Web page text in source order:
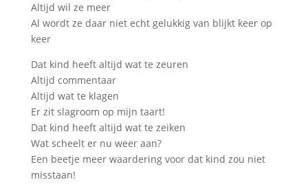
Altijd wil ze meer
Al wordt ze daar niet echt gelukkig van blijkt keer op
keer
Dat kind heeft altijd wat te zeuren
Altijd commentaar
Altijd wat te klagen
Er zit slagroom op mijn taart!
Dat kind heeft altijd wat te zeiken
Wat scheelt er nu weer aan?
Een beetje meer waardering voor dat kind zou niet
misstaan!